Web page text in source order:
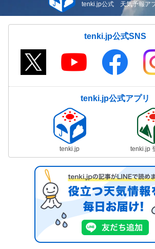
tenki.jp公式 天気予報ア
tenki.jp公式SNS
tenki.jp公式アプリ
tenki.jp tenki.jp